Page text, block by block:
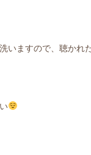
いますので、聴かれ